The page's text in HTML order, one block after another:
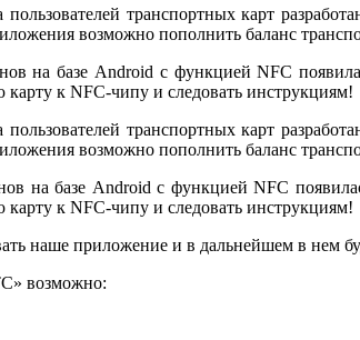
транспортных карт
возможно пополнить баланс
на базе Android с функцией NFC
к NFC-чипу и следовать инструкциям!
транспортных карт
возможно пополнить баланс
на базе Android с функцией NFC
к NFC-чипу и следовать инструкциям!
наше приложение и в дальнейшем в нем
возможно: